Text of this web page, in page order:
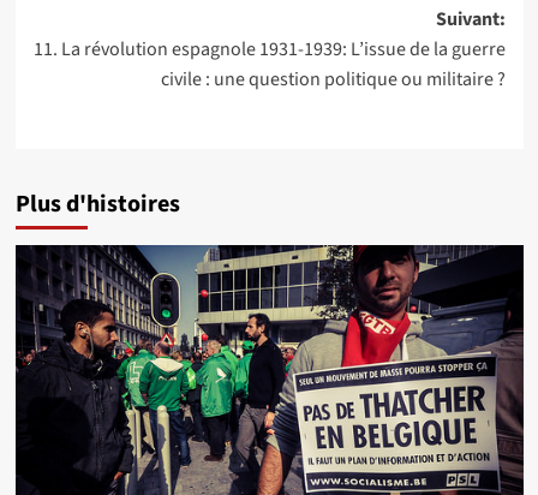
Suivant:
11. La révolution espagnole 1931-1939: L’issue de la guerre
civile : une question politique ou militaire ?
Plus d'histoires